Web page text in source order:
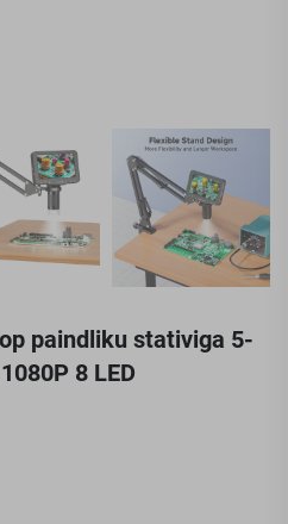
paindliku stativiga 5-
8 LED